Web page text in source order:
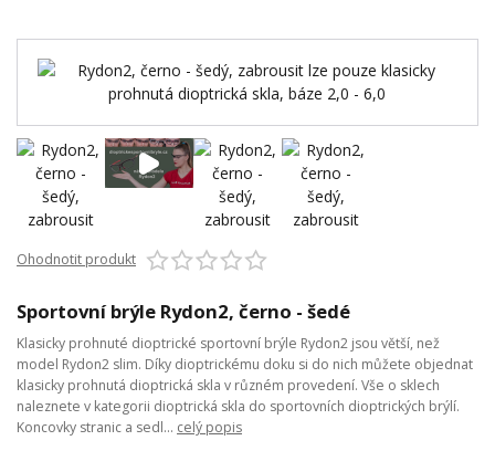
Ohodnotit produkt
Sportovní brýle Rydon2, černo - šedé
Klasicky prohnuté dioptrické sportovní brýle Rydon2 jsou větší, než
model Rydon2 slim. Díky dioptrickému doku si do nich můžete objednat
klasicky prohnutá dioptrická skla v různém provedení. Vše o sklech
naleznete v kategorii dioptrická skla do sportovních dioptrických brýlí.
Koncovky stranic a sedl... celý popis